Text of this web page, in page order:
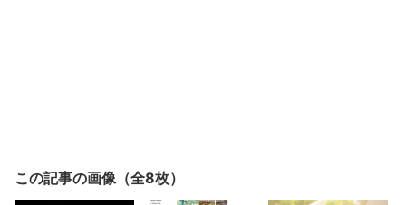
この記事の画像（全8枚）